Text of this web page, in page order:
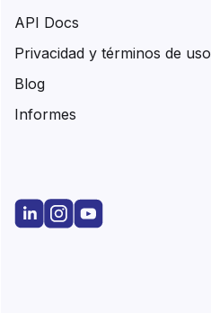
API Docs
Privacidad y términos de uso
Blog
Informes